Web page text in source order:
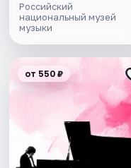
Российский
национальный музей
музыки
от 550 ₽